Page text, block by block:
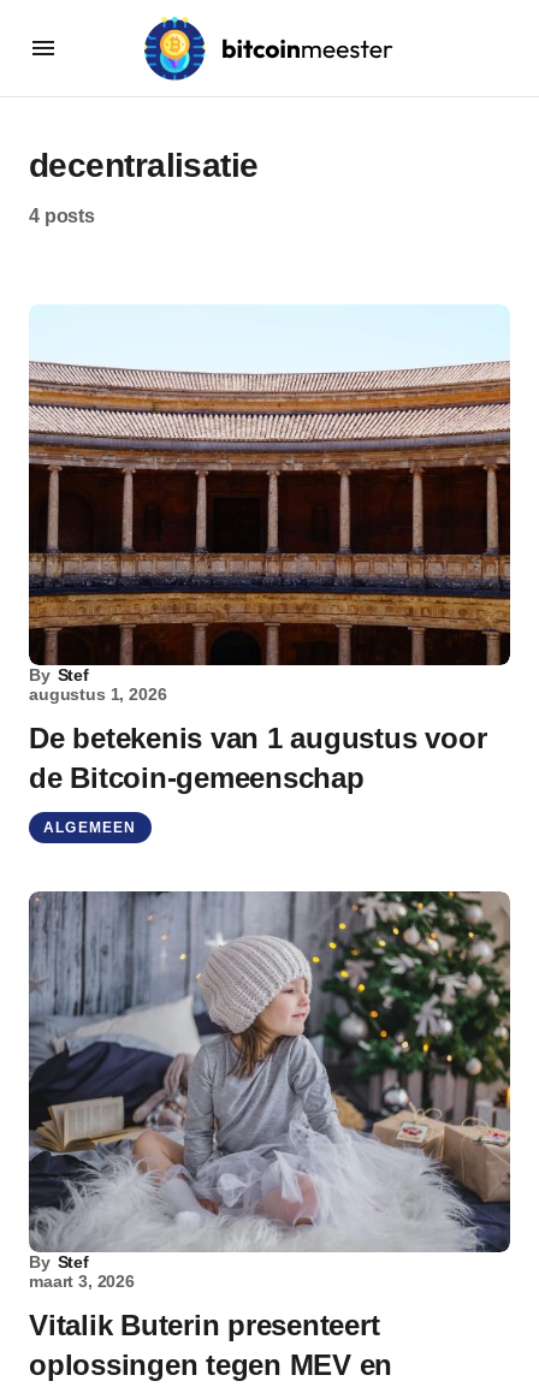
decentralisatie
4 posts
By Stef
augustus 1, 2026
De betekenis van 1 augustus voor
de Bitcoin-gemeenschap
ALGEMEEN
By Stef
maart 3, 2026
Vitalik Buterin presenteert
oplossingen tegen MEV en